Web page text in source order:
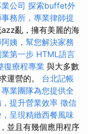
公司 探索buffet外
務所，專業律師提
亂，擁有美麗的海
姨，幫您解決家務
第一步 HTML語言
復療程專業 與大多數
運營的。 台北記帳
業團隊為您提供全
提升營業效率 徵信
呈現精緻西餐風味
並且有幾個應用程序